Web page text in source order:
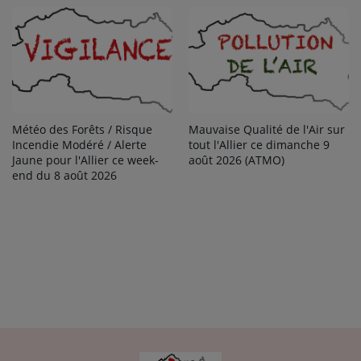
Météo des Forêts / Risque
Incendie Modéré / Alerte
Jaune pour l'Allier ce week-
end du 8 août 2026
Mauvaise Qualité de l'Air sur
tout l'Allier ce dimanche 9
août 2026 (ATMO)